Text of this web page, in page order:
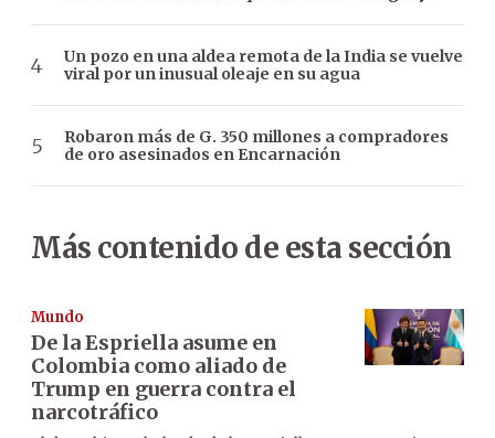
Un pozo en una aldea remota de la India se vuelve
viral por un inusual oleaje en su agua
Robaron más de G. 350 millones a compradores
de oro asesinados en Encarnación
Más contenido de esta sección
Mundo
De la Espriella asume en
Colombia como aliado de
Trump en guerra contra el
narcotráfico